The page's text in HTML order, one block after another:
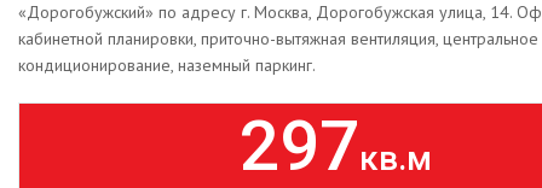
«Дорогобужский» по адресу г. Москва, Дорогобужская улица, 14.
кабинетной планировки, приточно-вытяжная вентиляция, центральное
кондиционирование, наземный паркинг.
297кв.м